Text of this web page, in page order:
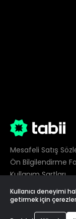
Mesafeli Satış
Ön Bilgilendirme
Kullanım Şartları
Gizlilik
Çerez Tercihleri
Kullanıcı deneyimi
getirmek için